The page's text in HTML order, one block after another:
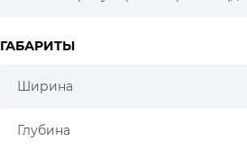
ГАБАРИТЫ
Ширина
Глубина